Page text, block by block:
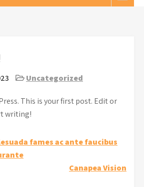
Uncategorized
This is your first post. Edit or
writing!
fames ac ante faucibus
Canapea Vision